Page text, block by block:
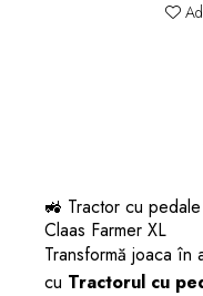
🚜 Tractor cu
Claas Farmer XL
Transformă joaca în
cu Tractorul cu